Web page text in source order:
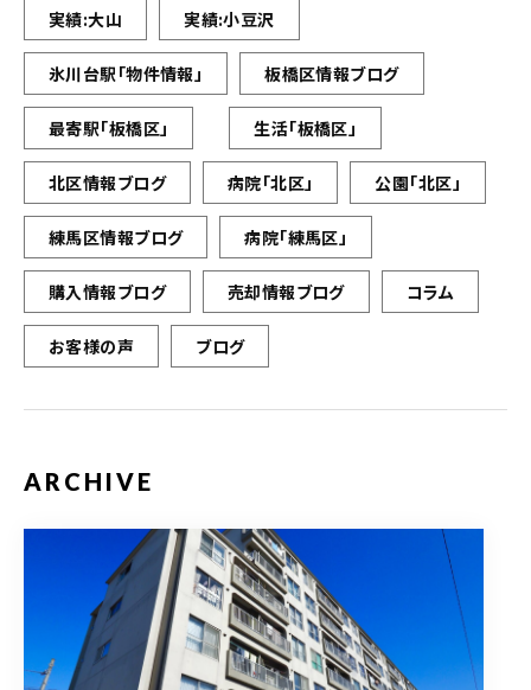
実績:大山 実績:小豆沢
氷川台駅「物件情報」 板橋区情報ブログ
最寄駅「板橋区」 生活「板橋区」
北区情報ブログ 病院「北区」 公園「北区」
練馬区情報ブログ 病院「練馬区」
購入情報ブログ 売却情報ブログ コラム
お客様の声 ブログ
ARCHIVE